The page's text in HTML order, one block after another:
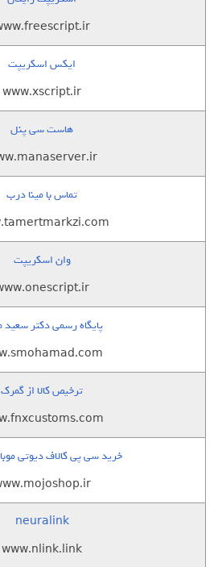
ایکس اسکریپت
www.xscript.ir
هاست سی پنل
تماس با مینا درب
وان اسکریپت
پایگاه رسمی دکتر سعید
ترخیص کالا از گمرک
خرید سی پی کالاف دیوتی
neuralink
www.nlink.link